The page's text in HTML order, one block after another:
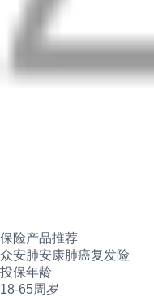
保险产品推荐
众安肺安康肺癌复发险
投保年龄
18-65周岁